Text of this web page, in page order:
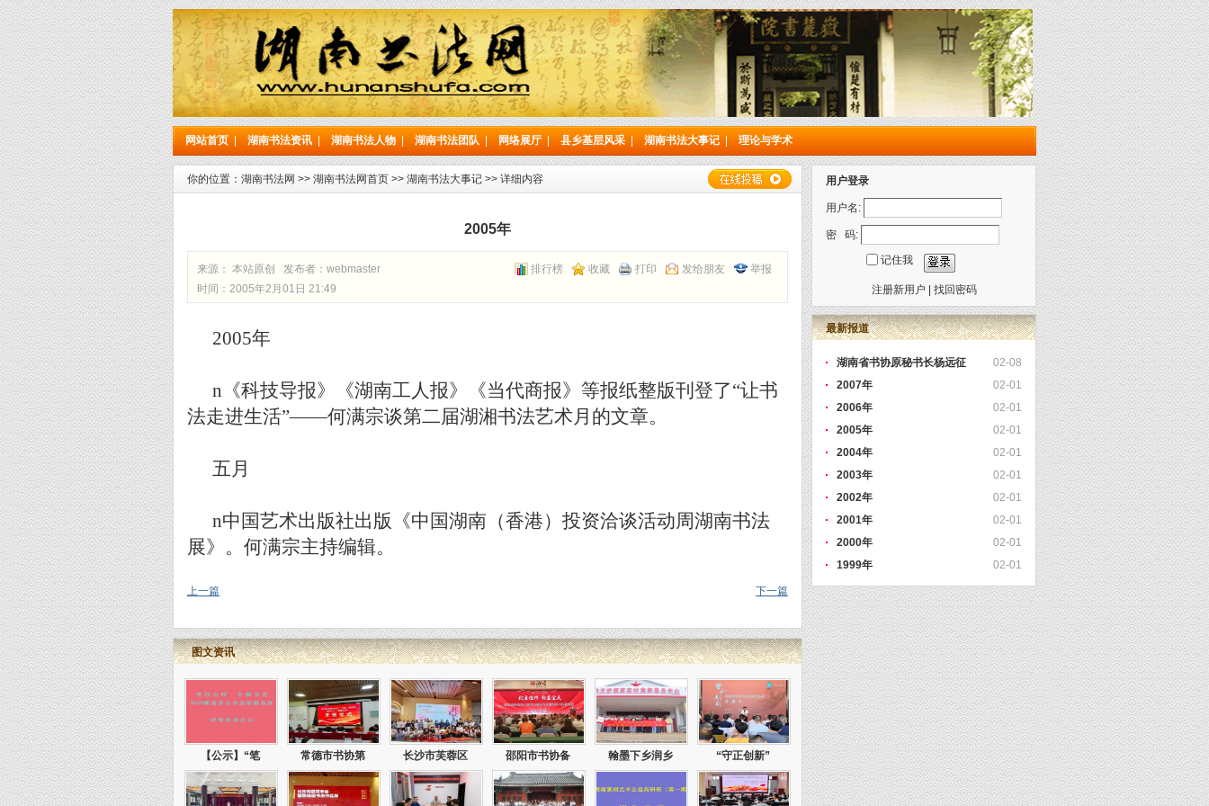
网站首页 湖南书法资讯 湖南书法人物 湖南书法团队 网络展厅 县乡基层风采 湖南书法大事记 理论与学术
你的位置： 湖南书法网 >> 湖南书法网首页 >> 湖南书法大事记 >> 详细内容
2005年
排行榜 收藏 打印 发给朋友 举报
来源： 本站原创 发布者： webmaster
时间：2005年2月01日 21:49
2005年
n 《科技导报》《湖南工人报》《当代商报》等报纸整版刊登了“让书
法走进生活”——何满宗谈第二届湖湘书法艺术月的文章。
五月
n中国艺术出版社出版《中国湖南（香港）投资洽谈活动周湖南书法
展》。何满宗主持编辑。
上一篇 下一篇
图文资讯
【公示】“笔 常德市书协第 长沙市芙蓉区 邵阳市书协备 翰墨下乡润乡 “守正创新”
用户登录
用户名:
密 码:
记住我
注册新用户 找回密码
最新报道
02-08
湖南省书协原秘书长杨远征
02-01
2007年
02-01
2006年
02-01
2005年
02-01
2004年
02-01
2003年
02-01
2002年
02-01
2001年
02-01
2000年
02-01
1999年